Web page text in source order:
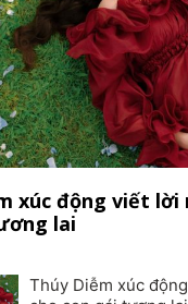
xúc động viết lời
lai
Thúy Diễm xúc